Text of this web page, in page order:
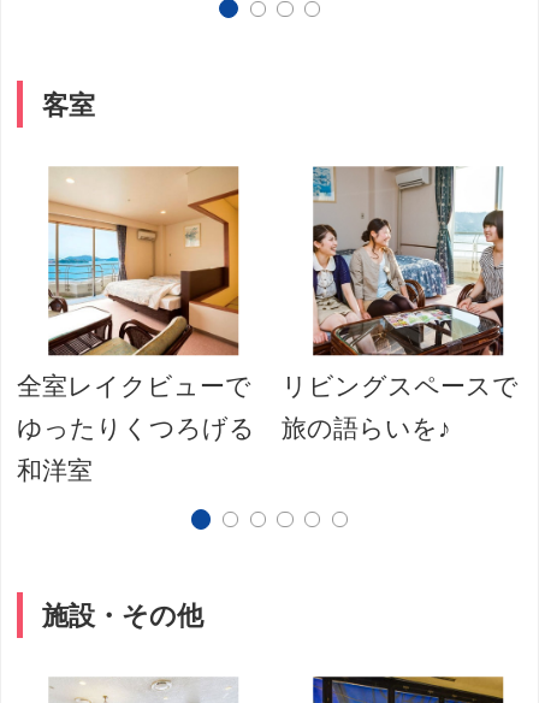
客室
全室レイクビューで
ゆったりくつろげる
和洋室
リビングスペースで
旅の語らいを♪
施設・その他